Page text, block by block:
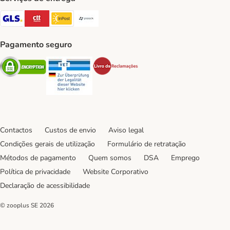
GLS Shipping Method
CTTExpress Shipping Method
InPost Shipping Method
Pagamento seguro
Security Security
Contactos Custos de envio
Aviso legal
Condições gerais de utilização
Formulário de retratação
Métodos de pagamento
Quem somos DSA
Emprego
Política de privacidade
Website Corporativo
Declaração de acessibilidade
© zooplus SE 2026